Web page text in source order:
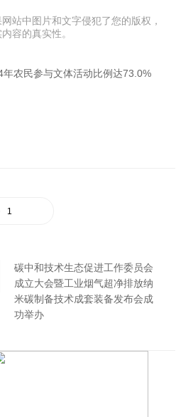
站中图片和文字侵犯了您的版权，
容的真实性。
年农民参与文体活动比例达73.0%
1
碳中和技术生态促进工作委员会
成立大会暨工业烟气超净排放纳
米碳制备技术成套装备发布会成
功举办